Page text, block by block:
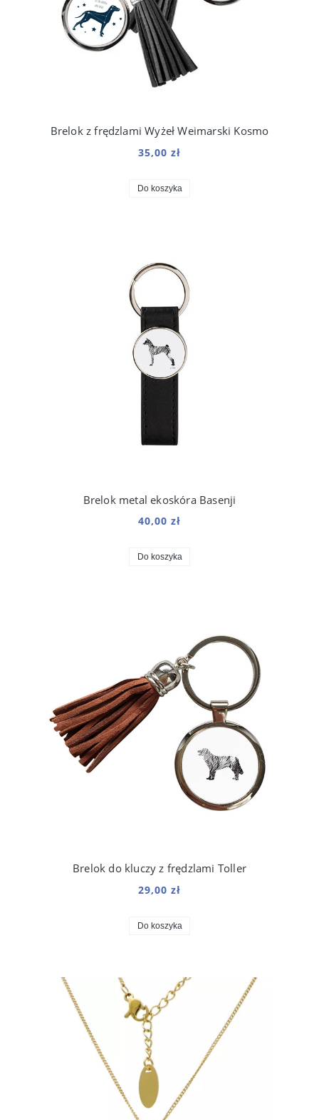
Brelok z frędzlami Wyżeł Weimarski Kosmo
35,00 zł
Do koszyka
Brelok metal ekoskóra Basenji
40,00 zł
Do koszyka
Brelok do kluczy z frędzlami Toller
29,00 zł
Do koszyka